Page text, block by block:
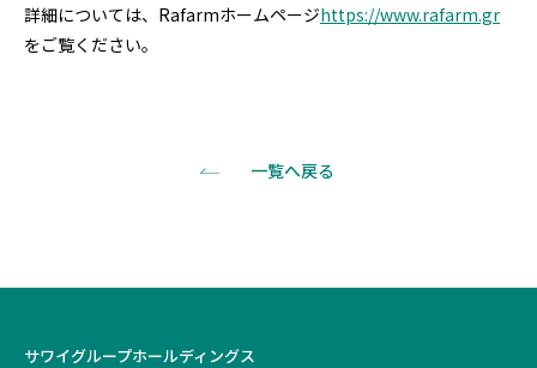
詳細については、Rafarmホームページhttps://www.rafarm.gr
をご覧ください。
一覧へ戻る
サワイグループホールディングス